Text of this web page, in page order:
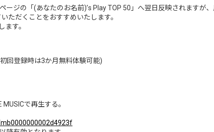
ージの「(あなたのお名前)’s Play TOP 50」へ翌日反映されますが
ただくことをおすすめいたします。
す。
回登録時は3か月無料体験可能)
で再生する。